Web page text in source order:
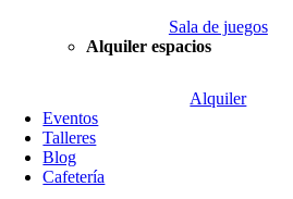
Sala de juegos
Alquiler espacios
Alquiler
Eventos
Talleres
Blog
Cafetería